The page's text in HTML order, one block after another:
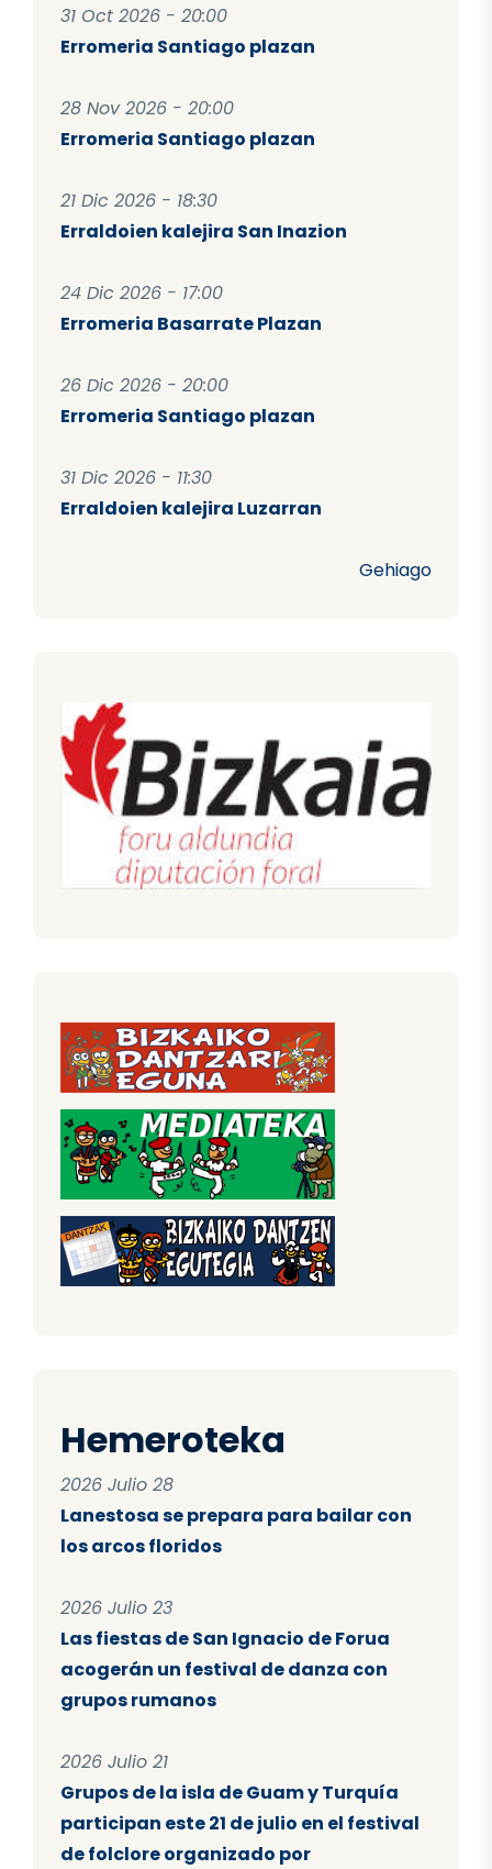
31 Oct 2026 - 20:00
Erromeria Santiago plazan
28 Nov 2026 - 20:00
Erromeria Santiago plazan
21 Dic 2026 - 18:30
Erraldoien kalejira San Inazion
24 Dic 2026 - 17:00
Erromeria Basarrate Plazan
26 Dic 2026 - 20:00
Erromeria Santiago plazan
31 Dic 2026 - 11:30
Erraldoien kalejira Luzarran
Gehiago
Hemeroteka
2026 Julio 28
Lanestosa se prepara para bailar con
los arcos floridos
2026 Julio 23
Las fiestas de San Ignacio de Forua
acogerán un festival de danza con
grupos rumanos
2026 Julio 21
Grupos de la isla de Guam y Turquía
participan este 21 de julio en el festival
de folclore organizado por